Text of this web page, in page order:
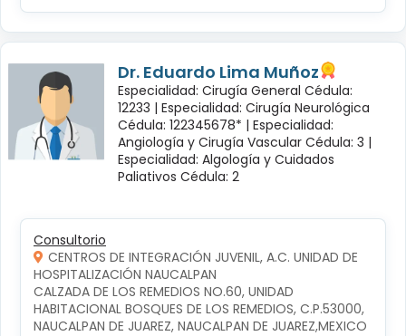
Dr. Eduardo Lima Muñoz
Especialidad: Cirugía General Cédula:
12233 | Especialidad: Cirugía Neurológica
Cédula: 122345678* | Especialidad:
Angiología y Cirugía Vascular Cédula: 3 |
Especialidad: Algología y Cuidados
Paliativos Cédula: 2
Consultorio
CENTROS DE INTEGRACIÓN JUVENIL, A.C. UNIDAD DE
HOSPITALIZACIÓN NAUCALPAN
CALZADA DE LOS REMEDIOS NO.60, UNIDAD
HABITACIONAL BOSQUES DE LOS REMEDIOS, C.P.53000,
NAUCALPAN DE JUAREZ, NAUCALPAN DE JUAREZ,MEXICO